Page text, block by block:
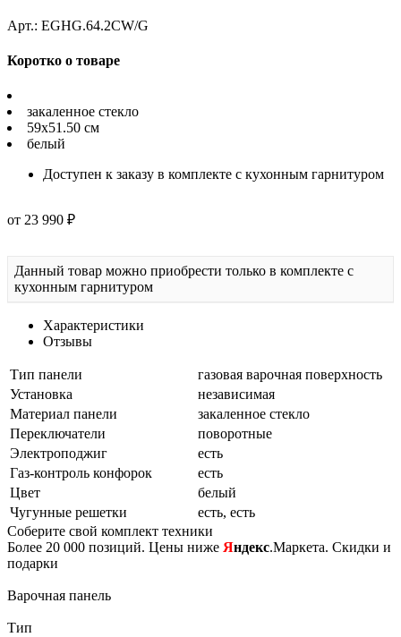
Арт.: EGHG.64.2CW/G
Коротко о товаре
закаленное стекло
59х51.50 см
белый
Доступен к заказу в комплекте с кухонным гарнитуром
от 23 990 ₽
Данный товар можно приобрести только в комплекте с
кухонным гарнитуром
Характеристики
Отзывы
Тип панели
газовая варочная поверхность
Установка
независимая
Материал панели
закаленное стекло
Переключатели
поворотные
Электроподжиг
есть
Газ-контроль конфорок
есть
Цвет
белый
Чугунные решетки
есть, есть
Соберите свой комплект техники
Более 20 000 позиций. Цены ниже Яндекс.Маркета. Скидки и
подарки
Варочная панель
Тип